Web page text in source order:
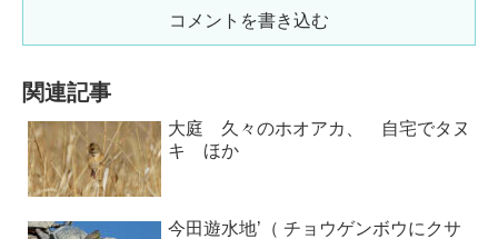
コメントを書き込む
関連記事
大庭 久々のホオアカ、 自宅でタヌ
キ ほか
今田遊水地’（ チョウゲンボウにクサ